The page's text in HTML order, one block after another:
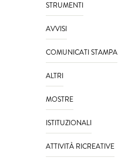
STRUMENTI
AVVISI
COMUNICATI STAMPA
ALTRI
MOSTRE
ISTITUZIONALI
ATTIVITÀ RICREATIVE